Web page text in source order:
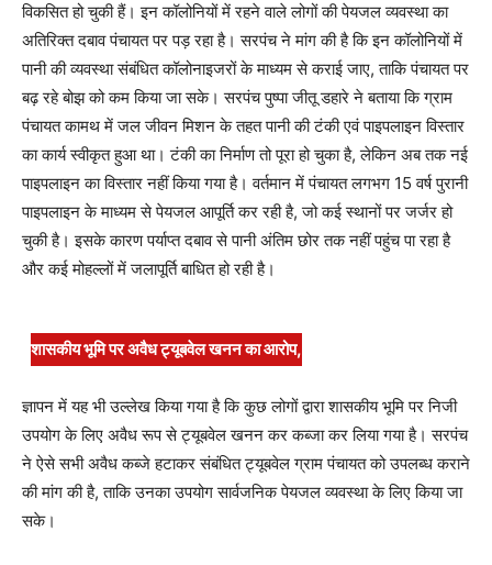
विकसित हो चुकी हैं। इन कॉलोनियों में रहने वाले लोगों की पेयजल व्यवस्था का
अतिरिक्त दबाव पंचायत पर पड़ रहा है। सरपंच ने मांग की है कि इन कॉलोनियों में
पानी की व्यवस्था संबंधित कॉलोनाइजरों के माध्यम से कराई जाए, ताकि पंचायत पर
बढ़ रहे बोझ को कम किया जा सके। सरपंच पुष्पा जीतू डहारे ने बताया कि ग्राम
पंचायत कामथ में जल जीवन मिशन के तहत पानी की टंकी एवं पाइपलाइन विस्तार
का कार्य स्वीकृत हुआ था। टंकी का निर्माण तो पूरा हो चुका है, लेकिन अब तक नई
पाइपलाइन का विस्तार नहीं किया गया है। वर्तमान में पंचायत लगभग 15 वर्ष पुरानी
पाइपलाइन के माध्यम से पेयजल आपूर्ति कर रही है, जो कई स्थानों पर जर्जर हो
चुकी है। इसके कारण पर्याप्त दबाव से पानी अंतिम छोर तक नहीं पहुंच पा रहा है
और कई मोहल्लों में जलापूर्ति बाधित हो रही है।
शासकीय भूमि पर अवैध ट्यूबवेल खनन का आरोप,
ज्ञापन में यह भी उल्लेख किया गया है कि कुछ लोगों द्वारा शासकीय भूमि पर निजी
उपयोग के लिए अवैध रूप से ट्यूबवेल खनन कर कब्जा कर लिया गया है। सरपंच
ने ऐसे सभी अवैध कब्जे हटाकर संबंधित ट्यूबवेल ग्राम पंचायत को उपलब्ध कराने
की मांग की है, ताकि उनका उपयोग सार्वजनिक पेयजल व्यवस्था के लिए किया जा
सके।